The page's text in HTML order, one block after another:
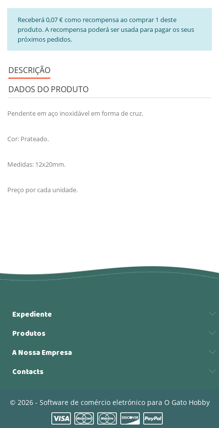
Receberá 0,07 € como recompensa ao comprar 1 deste
produto. A recompensa poderá ser usada para pagar os seus
próximos pedidos.
DESCRIÇÃO
DADOS DO PRODUTO
Pendente em aço inoxidável em forma de cruz.
Cor: Prateado.
Medidas: 12x20mm.
Preço por cada unidade.
Expediente
Produtos
A Nossa Empresa
Contacts
© 2026 - Software de comércio eletrónico para O Gato Hobby